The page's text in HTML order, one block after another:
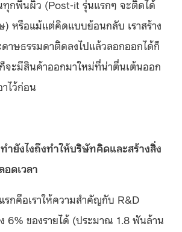
กพื้นผิว (Post-it รุ่นแรกๆ จะติดได้
) หรือแม้แต่คิดแบบย้อนกลับ เราสร้าง
ดาษธรรมดาติดลงไปแล้วลอกออกได้ก็
จะมีสินค้าออกมาใหม่ที่น่าตื่นเต้นออก
ไว้ก่อน
ำยังไงถึงทำให้บริษัทคิดและสร้างสิ่ง
ดเวลา
รกคือเราให้ความสำคัญกับ R&D
6% ของรายได้ (ประมาณ 1.8 พันล้าน